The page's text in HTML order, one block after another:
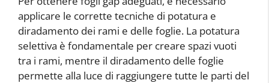
applicare le corrette tecniche di potatura e
diradamento dei rami e delle foglie. La potatura
selettiva è fondamentale per creare spazi vuoti
tra i rami, mentre il diradamento delle foglie
permette alla luce di raggiungere tutte le parti del